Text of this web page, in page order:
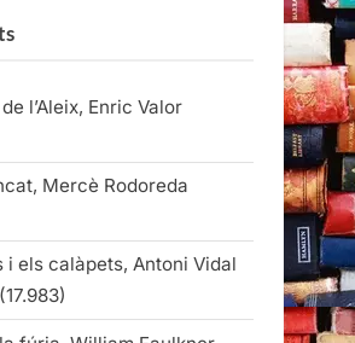
l’Aleix, Enric Valor
Mercè Rodoreda
i els calàpets, Antoni Vidal
(17.983)